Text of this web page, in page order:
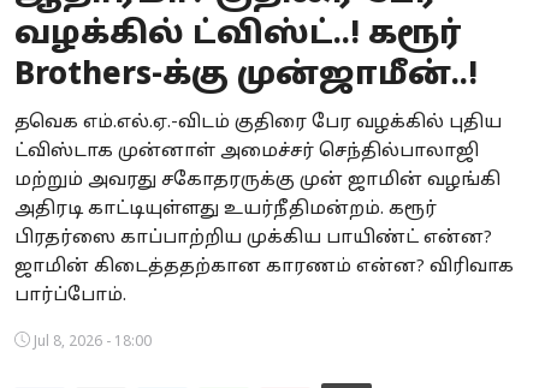
Business
Crime
Tamilnadu
National
World
Astrology
Spirituality
வழக்கில் ட்விஸ்ட்..! கரூர்
Brothers-க்கு முன்ஜாமீன்..!
தவெக எம்.எல்.ஏ.-விடம் குதிரை பேர வழக்கில் புதிய
ட்விஸ்டாக முன்னாள் அமைச்சர் செந்தில்பாலாஜி
மற்றும் அவரது சகோதரருக்கு முன் ஜாமின் வழங்கி
அதிரடி காட்டியுள்ளது உயர்நீதிமன்றம். கரூர்
பிரதர்ஸை காப்பாற்றிய முக்கிய பாயிண்ட் என்ன?
ஜாமின் கிடைத்ததற்கான காரணம் என்ன? விரிவாக
பார்ப்போம்.
Jul 8, 2026 - 18:00